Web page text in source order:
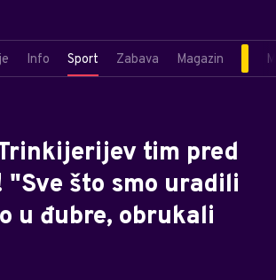
Info Sport Zabava Magazin
tim pred
što smo uradili
u đubre, obrukali